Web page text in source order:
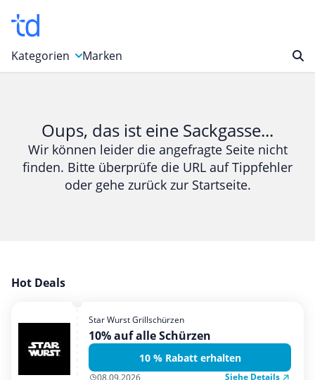
Kategorien
Bücher & Magazine
Computer & Elektronik
Entertainment & Media
Garten, Haushalt & Tiere
Mobilfunk & Internet
Mode & Accessoires
Shopping
Marken
Oups, das ist eine Sackgasse...
Wir können leider die angefragte Seite nicht
finden. Bitte überprüfe die URL auf Tippfehler
oder gehe zurück zur Startseite.
Hot Deals
Star Wurst Grillschürzen
10% auf alle Schürzen
10 % Rabatt erhalten
08.09.2026 Siehe Details